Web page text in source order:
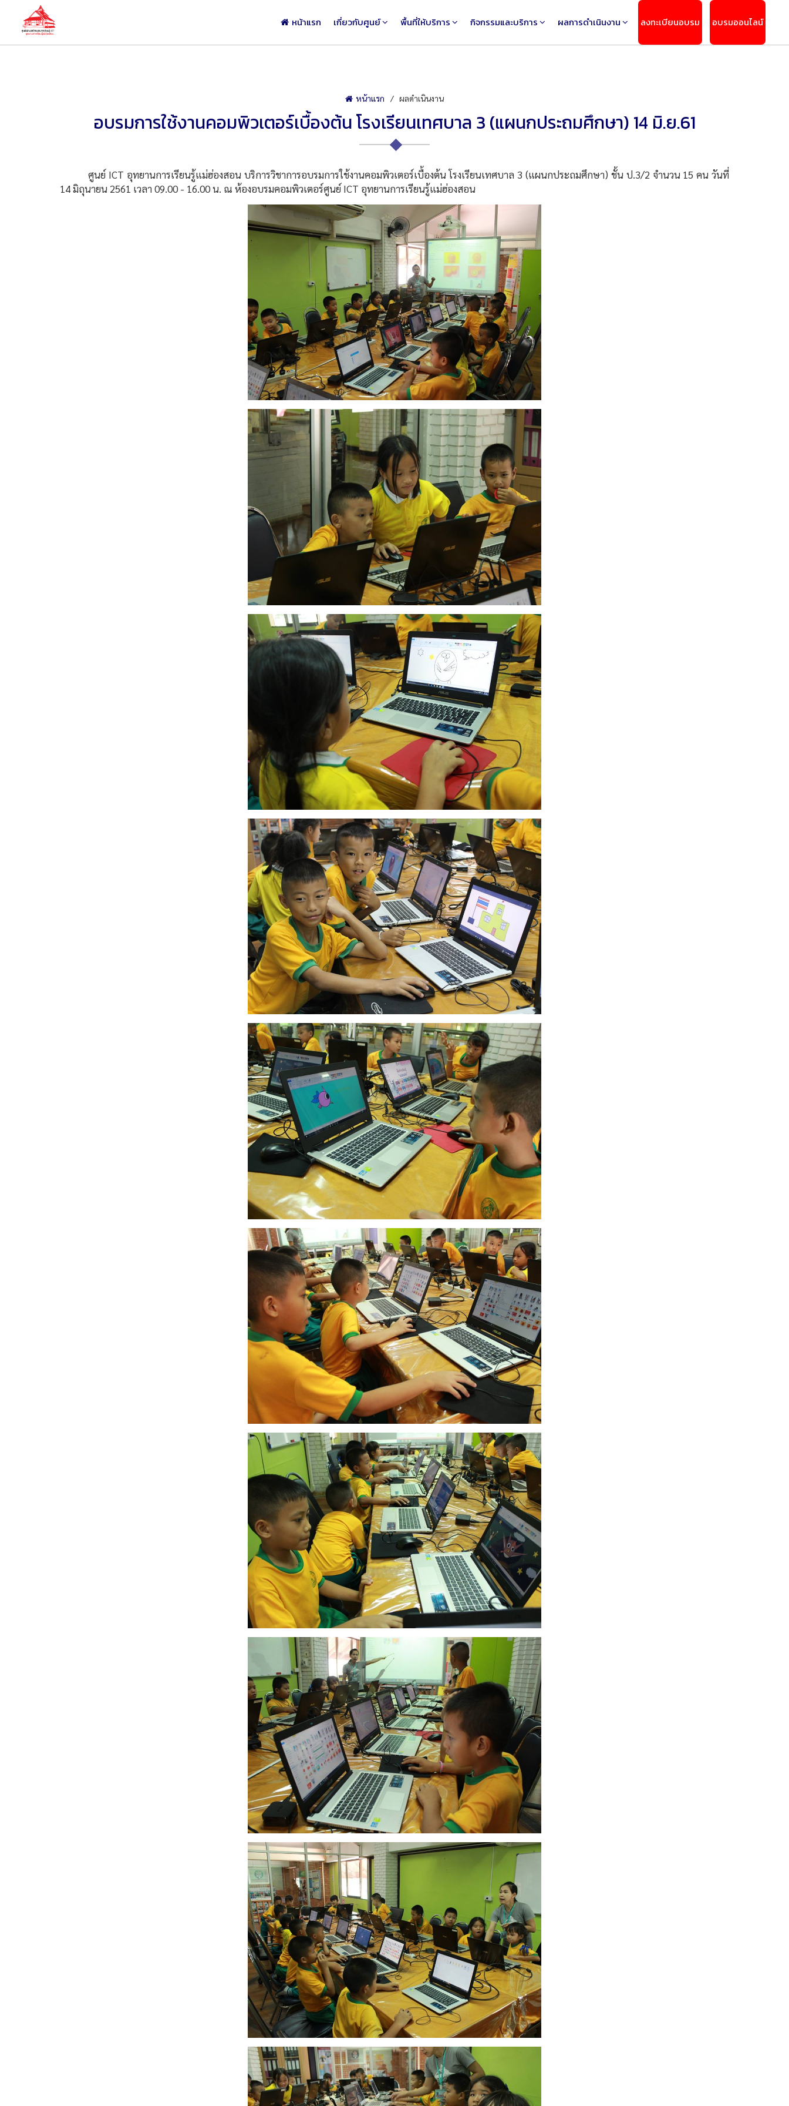
หน้าแรก เกี่ยวกับศูนย์ พื้นที่ให้บริการ กิจกรรมและบริการ ผลการดำเนินงาน ลงทะเบียนอบรม อบรมออนไลน์
หน้าแรก ผลดำเนินงาน
อบรมการใช้งานคอมพิวเตอร์เบื้องต้น โรงเรียนเทศบาล 3 (แผนกประถมศึกษา) 14 มิ.ย.61
ศูนย์ ICT อุทยานการเรียนรู้แม่ฮ่องสอน บริการวิชาการอบรมการใช้งานคอมพิวเตอร์เบื้องต้น โรงเรียนเทศบาล 3 (แผนกประถมศึกษา) ชั้น ป.3/2 จำนวน 15 คน วันที่
14 มิถุนายน 2561 เวลา 09.00 - 16.00 น. ณ ห้องอบรมคอมพิวเตอร์ศูนย์ ICT อุทยานการเรียนรู้แม่ฮ่องสอน